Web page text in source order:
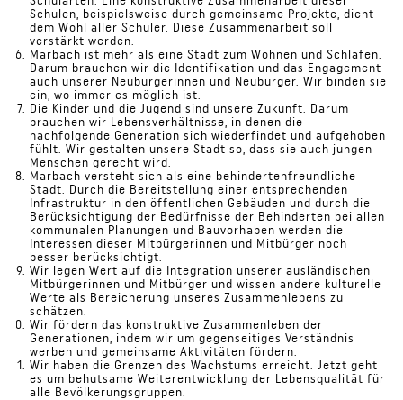
Schulen, beispielsweise durch gemeinsame Projekte, dient
dem Wohl aller Schüler. Diese Zusammenarbeit soll
verstärkt werden.
Marbach ist mehr als eine Stadt zum Wohnen und Schlafen.
Darum brauchen wir die Identifikation und das Engagement
auch unserer Neubürgerinnen und Neubürger. Wir binden sie
ein, wo immer es möglich ist.
Die Kinder und die Jugend sind unsere Zukunft. Darum
brauchen wir Lebensverhältnisse, in denen die
nachfolgende Generation sich wiederfindet und aufgehoben
fühlt. Wir gestalten unsere Stadt so, dass sie auch jungen
Menschen gerecht wird.
Marbach versteht sich als eine behindertenfreundliche
Stadt. Durch die Bereitstellung einer entsprechenden
Infrastruktur in den öffentlichen Gebäuden und durch die
Berücksichtigung der Bedürfnisse der Behinderten bei allen
kommunalen Planungen und Bauvorhaben werden die
Interessen dieser Mitbürgerinnen und Mitbürger noch
besser berücksichtigt.
Wir legen Wert auf die Integration unserer ausländischen
Mitbürgerinnen und Mitbürger und wissen andere kulturelle
Werte als Bereicherung unseres Zusammenlebens zu
schätzen.
Wir fördern das konstruktive Zusammenleben der
Generationen, indem wir um gegenseitiges Verständnis
werben und gemeinsame Aktivitäten fördern.
Wir haben die Grenzen des Wachstums erreicht. Jetzt geht
es um behutsame Weiterentwicklung der Lebensqualität für
alle Bevölkerungsgruppen.